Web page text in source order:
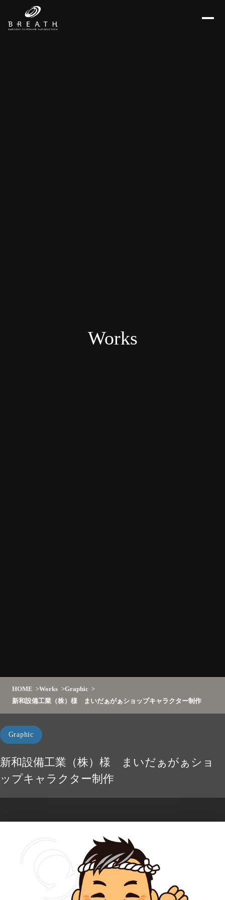
Works
HOME Works
Graphic
新和設備工業（株）様 まいだぁがぁショップキャラクター制作
Graphic
新和設備工業（株）様 まいだぁがぁショ
ップキャラクター制作